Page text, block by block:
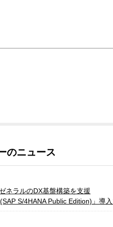
のニュース
ネラルのDX基盤構築を支援
S/4HANA Public Edition)」導